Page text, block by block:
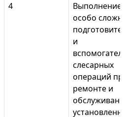
4
Выполнение
особо
и
слесарных
операций
ремонте и